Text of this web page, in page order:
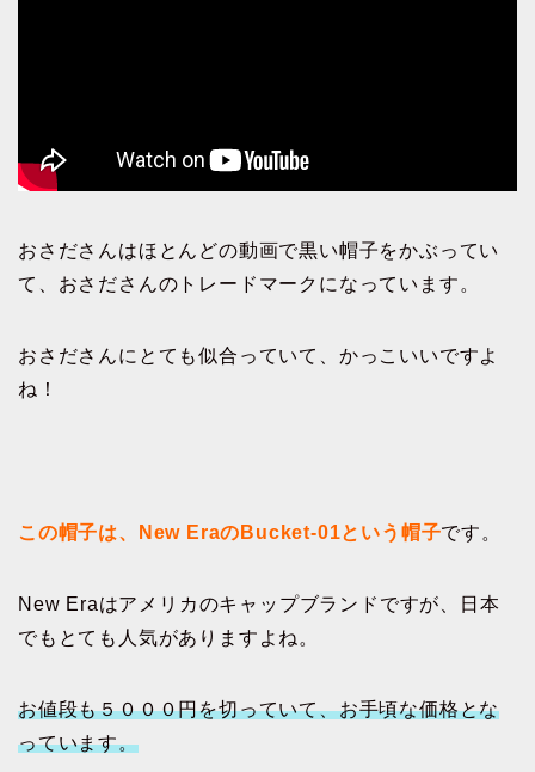
おさださんはほとんどの動画で黒い帽子をかぶってい
て、おさださんのトレードマークになっています。
おさださんにとても似合っていて、かっこいいですよ
ね！
この帽子は、New EraのBucket-01という帽子です。
New Eraはアメリカのキャップブランドですが、日本
でもとても人気がありますよね。
お値段も５０００円を切っていて、お手頃な価格とな
っています。